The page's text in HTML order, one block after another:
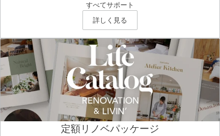
すべてサポート
詳しく見る
定額リノベパッケージ